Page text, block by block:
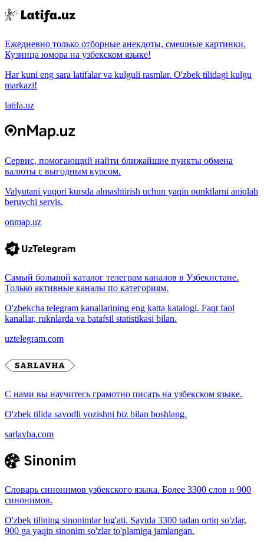
Ежедневно только отборные анекдоты, смешные картинки.
Кузница юмора на узбекском языке!
Har kuni eng sara latifalar va kulguli rasmlar. O'zbek tilidagi kulgu
markazi!
latifa.uz
Сервис, помогающий найти ближайшие пункты обмена
валюты с выгодным курсом.
Valyutani yuqori kursda almashtirish uchun yaqin punktlarni aniqlab
beruvchi servis.
onmap.uz
Самый большой каталог телеграм каналов в Узбекистане.
Только активные каналы по категориям.
O'zbekcha telegram kanallarining eng katta katalogi. Faqt faol
kanallar, ruknlarda va batafsil statistikasi bilan.
uztelegram.com
С нами вы научитесь грамотно писать на узбекском языке.
O'zbek tilida savodli yozishni biz bilan boshlang.
sarlavha.com
Словарь синонимов узбекского языка. Более 3300 слов и 900
синонимов.
O'zbek tilining sinonimlar lug'ati. Saytda 3300 tadan ortiq so'zlar,
900 ga yaqin sinonim so'zlar to'plamiga jamlangan.